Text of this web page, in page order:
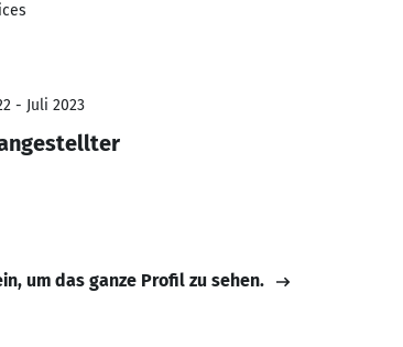
- Juli 2023
um das ganze Profil zu sehen.